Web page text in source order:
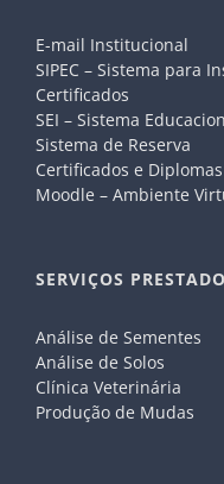
E-mail Institucional
SIPEC – Sistema para
Certificados
SEI – Sistema
Sistema de Reserva
Certificados e Diplomas
Moodle – Ambiente
SERVIÇOS
Análise de Sementes
Análise de Solos
Clínica Veterinária
Produção de Mudas